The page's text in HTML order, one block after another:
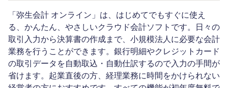
「弥生会計 オンライン」は、はじめてでもすぐに使え
る、かんたん、やさしいクラウド会計ソフトです。日々の
取引入力から決算書の作成まで、小規模法人に必要な会計
業務を行うことができます。銀行明細やクレジットカード
の取引データを自動取込・自動仕訳するので入力の手間が
省けます。起業直後の方、経理業務に時間をかけられない